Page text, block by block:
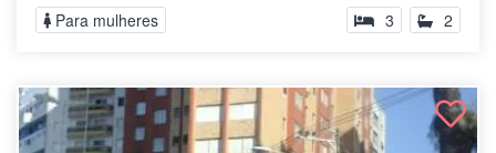
Para mulheres 3 2